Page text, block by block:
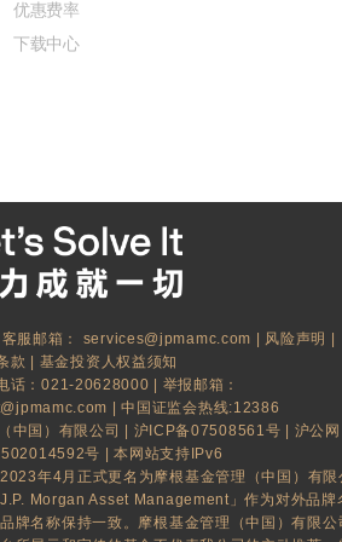
优惠费率
下载中心
服邮箱： services@jpmamc.com 风险声明
款
基金投资人权益须知
话：021-20628000 | 举报邮箱：
| 中国证监会热线:12386
中国）有限公司 | 沪ICP备07508561号
沪公网
号
| 本网站支持IPv6
年4月正式更名为摩根基金管理（中国）有
Morgan Asset Management」作为对外品
牌名称保持一致。摩根基金管理（中国）有限